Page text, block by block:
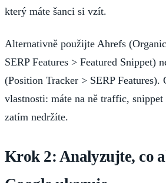
který máte šanci si vzít.
Alternativně použijte Ahrefs
SERP Features > Featured Snippet)
(Position Tracker > SERP
vlastnosti: máte na ně traffic,
zatím nedržíte.
Krok 2: Analyzujte, co